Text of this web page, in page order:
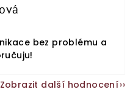
je 5 z 5 hvězdiček.
bez problému a
Zobrazit další hodnocení